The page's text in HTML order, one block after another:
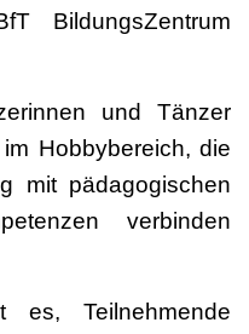
BildungsZentrum
und Tänzer
Hobbybereich, die
mit pädagogischen
verbinden
Teilnehmende